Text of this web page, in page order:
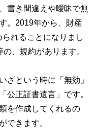
書き間違えや曖昧で無
。2019年から、財産
れることになりまし
、規約があります。
ざという時に「無効」
公正証書遺言」です。
を作成してくれるの
できます。